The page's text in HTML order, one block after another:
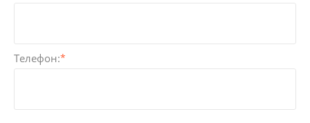
Телефон:*